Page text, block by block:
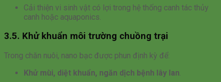
Cải thiện vi sinh vật có lợi trong hệ thống canh tác thủy
canh hoặc aquaponics.
3.5. Khử khuẩn môi trường chuồng trại
Trong chăn nuôi, nano bạc được phun định kỳ để:
Khử mùi, diệt khuẩn, ngăn dịch bệnh lây lan.